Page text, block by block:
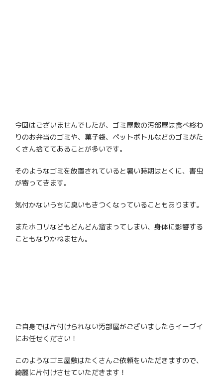
今回はございませんでしたが、ゴミ屋敷の汚部屋は食べ終わ
りのお弁当のゴミや、菓子袋、ペットボトルなどのゴミがた
くさん捨ててあることが多いです。
そのようなゴミを放置されていると暑い時期はとくに、害虫
が寄ってきます。
気付かないうちに臭いもきつくなっていることもあります。
またホコリなどもどんどん溜まってしまい、身体に影響する
こともなりかねません。
ご自身では片付けられない汚部屋がございましたらイーブイ
にお任せください！
このようなゴミ屋敷はたくさんご依頼をいただきますので、
綺麗に片付けさせていただきます！